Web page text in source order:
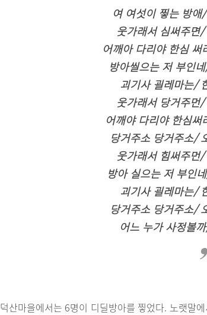
여 여섯이 찧는 방
웃가래서 심써주
어깨아 다리야 한심
방아씰으는 저 부인
괴기사 괼레마는/
웃가래서 당거주
어깨야 다리야 한심
당거주소 당거주소/
웃가래서 힘써주
방아 실으는 저 부인
괴기사 괼레마는/
당거주소 당거주소/
어느 누가 사정볼
덕산마을에서는 6명이 디딜방아를 찧었다. 노랫말